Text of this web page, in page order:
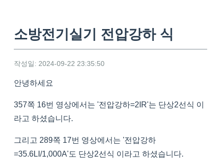
소방전기실기 전압강하 식
작성일: 2024-09-22 23:35:50
안녕하세요
357쪽 16번 영상에서는 '전압강하=2IR'는 단상2선식 이
라고 하셨습니다.
그리고 289쪽 17번 영상에서는 '전압강하
=35.6LI/1,000A'도 단상2선식 이라고 하셨습니다.